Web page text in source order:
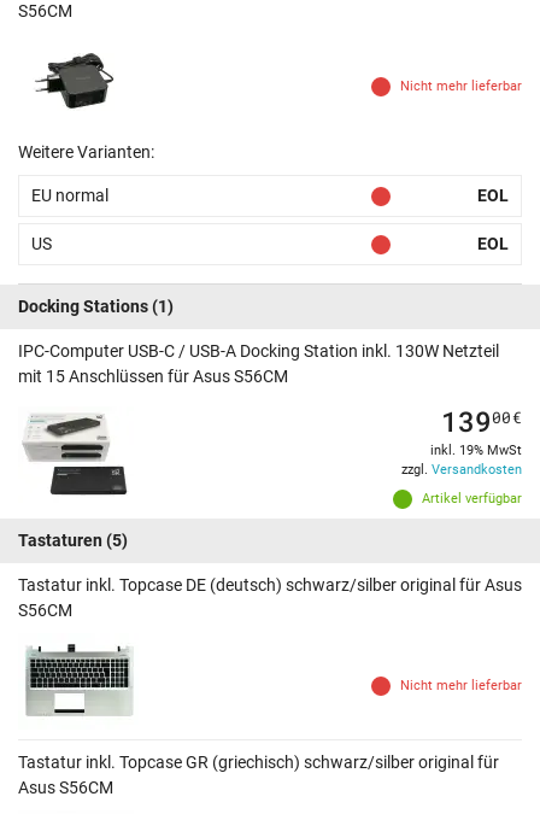
S56CM
Nicht mehr lieferbar
Weitere Varianten:
EU normal EOL
US EOL
Docking Stations(1)
IPC-Computer USB-C / USB-A Docking Station inkl. 130W Netzteil
mit 15 Anschlüssen für Asus S56CM
Artikel verfügbar
13900€
inkl. 19% MwSt
zzgl. Versandkosten
Tastaturen (5)
Tastatur inkl. Topcase DE (deutsch) schwarz/silber original für Asus
S56CM
Nicht mehr lieferbar
Tastatur inkl. Topcase GR (griechisch) schwarz/silber original für
Asus S56CM